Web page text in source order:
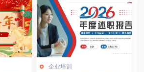
企业培训